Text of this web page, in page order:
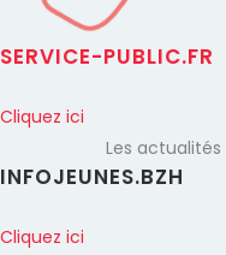
SERVICE-PUBLIC.FR
Cliquez ici
Les
INFOJEUNES.BZH
Cliquez ici